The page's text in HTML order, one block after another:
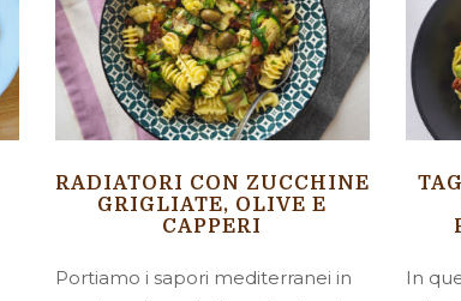
RADIATORI CON ZUCCHINE
GRIGLIATE, OLIVE E
CAPPERI
Portiamo i sapori mediterranei in
In